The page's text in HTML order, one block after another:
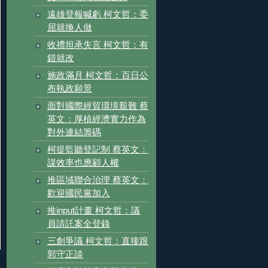
遠雄登報喊虧 柯文哲：委
屈就換人做
收禮坦承失言 柯文哲：有
錯就改
施政滿月 柯文哲：百日公
布執政願景
面對國際經貿環境艱難 蔡
英文：厚植經濟實力作為
對外連結籌碼
柯提監聽登記制 蔡英文：
謀效率也應顧人權
推區域聯合治理 蔡英文：
歡迎國民黨加入
推input計畫 柯文哲：議
員請託案全登錄
三創爭議 柯文哲：直接跟
郭守正談